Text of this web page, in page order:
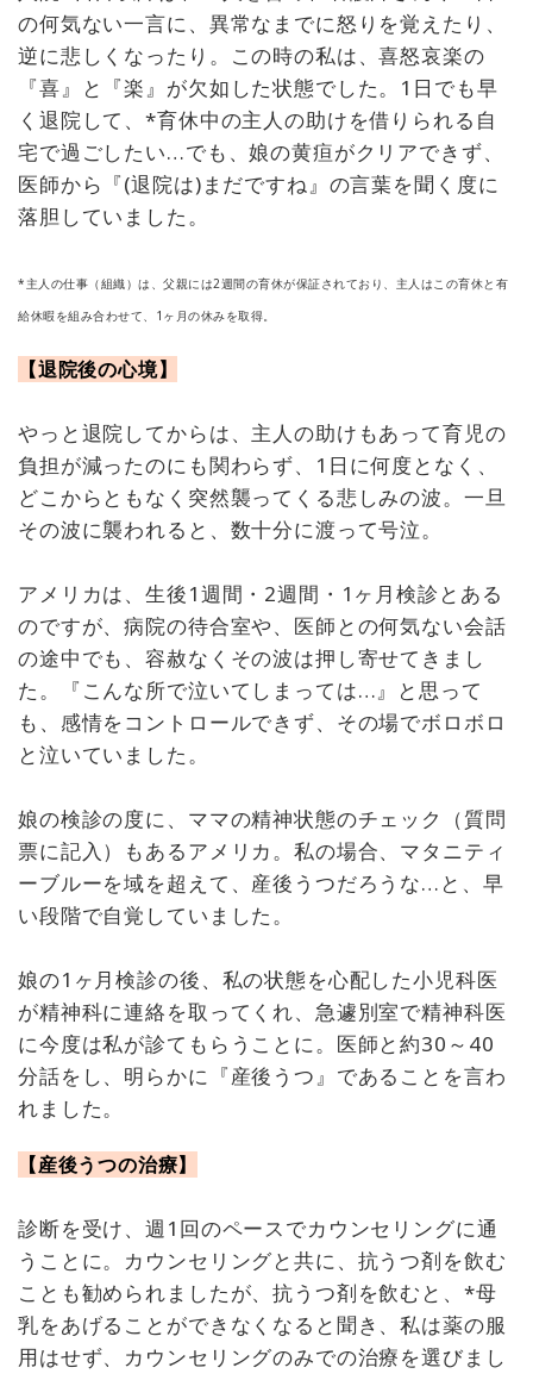
の何気ない一言に、異常なまでに怒りを覚えたり、
逆に悲しくなったり。この時の私は、喜怒哀楽の
『喜』と『楽』が欠如した状態でした。1日でも早
く退院して、*育休中の主人の助けを借りられる自
宅で過ごしたい…でも、娘の黄疸がクリアできず、
医師から『(退院は)まだですね』の言葉を聞く度に
落胆していました。
*主人の仕事（組織）は、父親には2週間の育休が保証されており、主人はこの育休と有
給休暇を組み合わせて、1ヶ月の休みを取得。
【退院後の心境】
やっと退院してからは、主人の助けもあって育児の
負担が減ったのにも関わらず、1日に何度となく、
どこからともなく突然襲ってくる悲しみの波。一旦
その波に襲われると、数十分に渡って号泣。
アメリカは、生後1週間・2週間・1ヶ月検診とある
のですが、病院の待合室や、医師との何気ない会話
の途中でも、容赦なくその波は押し寄せてきまし
た。『こんな所で泣いてしまっては…』と思って
も、感情をコントロールできず、その場でボロボロ
と泣いていました。
娘の検診の度に、ママの精神状態のチェック（質問
票に記入）もあるアメリカ。私の場合、マタニティ
ーブルーを域を超えて、産後うつだろうな…と、早
い段階で自覚していました。
娘の1ヶ月検診の後、私の状態を心配した小児科医
が精神科に連絡を取ってくれ、急遽別室で精神科医
に今度は私が診てもらうことに。医師と約30～40
分話をし、明らかに『産後うつ』であることを言わ
れました。
【産後うつの治療】
診断を受け、週1回のペースでカウンセリングに通
うことに。カウンセリングと共に、抗うつ剤を飲む
ことも勧められましたが、抗うつ剤を飲むと、*母
乳をあげることができなくなると聞き、私は薬の服
用はせず、カウンセリングのみでの治療を選びまし